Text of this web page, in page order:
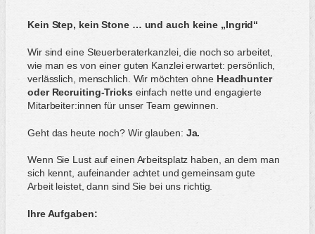
Kein Step, kein Stone … und auch keine „Ingrid“
Wir sind eine Steuerberaterkanzlei, die noch so arbeitet,
wie man es von einer guten Kanzlei erwartet: persönlich,
verlässlich, menschlich. Wir möchten ohne Headhunter
oder Recruiting-Tricks einfach nette und engagierte
Mitarbeiter:innen für unser Team gewinnen.
Geht das heute noch? Wir glauben: Ja.
Wenn Sie Lust auf einen Arbeitsplatz haben, an dem man
sich kennt, aufeinander achtet und gemeinsam gute
Arbeit leistet, dann sind Sie bei uns richtig.
Ihre Aufgaben: